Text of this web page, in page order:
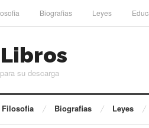
Biografias Leyes
su descarga
Filosofia Biografias Leyes